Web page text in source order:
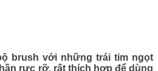
brush với những trái tim ngọt
rực rỡ, rất thích hợp để dùng